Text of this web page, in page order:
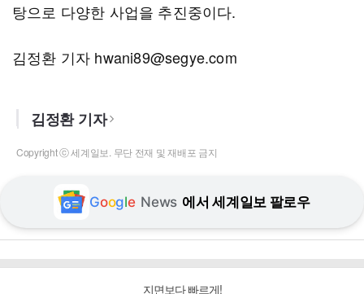
탕으로 다양한 사업을 추진중이다.
김정환 기자 hwani89@segye.com
김정환 기자
Copyright ⓒ 세계일보. 무단 전재 및 재배포 금지
Google News 에서 세계일보 팔로우
지면보다 빠르게!